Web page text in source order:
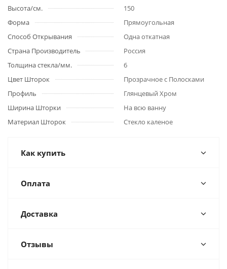
Высота/см.
150
Форма
Прямоугольная
Способ Открывания
Одна откатная
Страна Производитель
Россия
Толщина стекла/мм.
6
Цвет Шторок
Прозрачное с Полосками
Профиль
Глянцевый Хром
Ширина Шторки
На всю ванну
Материал Шторок
Стекло каленое
Как купить
Оплата
Доставка
Отзывы